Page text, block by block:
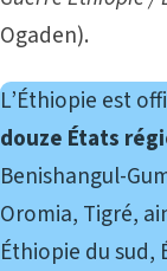
Ogaden).
L’Éthiopie est
douze États
Benishangul-
Oromia, Tigré,
Éthiopie du sud,